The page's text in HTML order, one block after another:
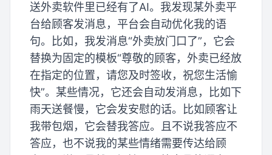
送外卖软件里已经有了AI。我发现某外卖平
台给顾客发消息，平台会自动优化我的语
句。比如，我发消息“外卖放门口了”，它会
替换为固定的模板“尊敬的顾客，外卖已经放
在指定的位置，请您及时签收，祝您生活愉
快”。某些情况，它还会自动发消息，比如下
雨天送餐慢，它会发安慰的话。比如顾客让
我带包烟，它会替我答应。且不说我答应不
答应，也不说我的某些情绪需要传达给顾